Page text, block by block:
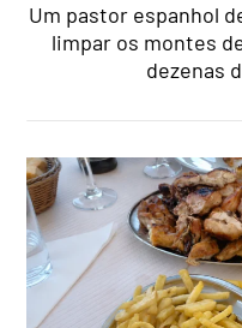
Um pastor espanhol
limpar os montes
dezenas